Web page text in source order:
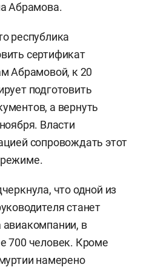
Абрамова.
республика
сертификат
Абрамовой, к 20
подготовить
а вернуть
Власти
сопровождать этот
что одной из
станет
авиакомпании, в
700 человек. Кроме
намерено